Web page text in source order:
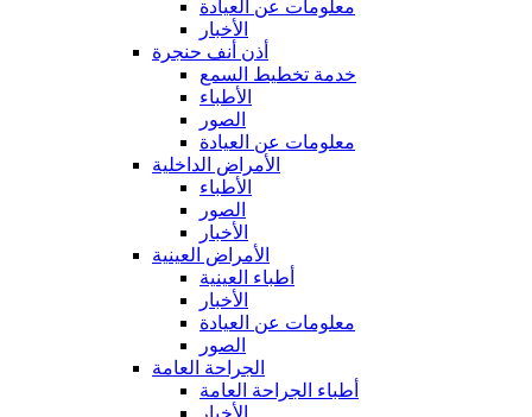
معلومات عن العيادة
الأخبار
أذن أنف حنجرة
خدمة تخطيط السمع
الأطباء
الصور
معلومات عن العيادة
الأمراض الداخلية
الأطباء
الصور
الأخبار
الأمراض العينية
أطباء العينية
الأخبار
معلومات عن العيادة
الصور
الجراحة العامة
أطباء الجراحة العامة
الأخبار